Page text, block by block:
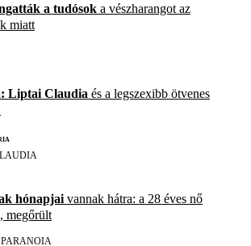
a tudósok a vészharangot az
miatt
Liptai Claudia és a legszexibb ötvenes
hónapjai vannak hátra: a 28 éves nő
megőrült